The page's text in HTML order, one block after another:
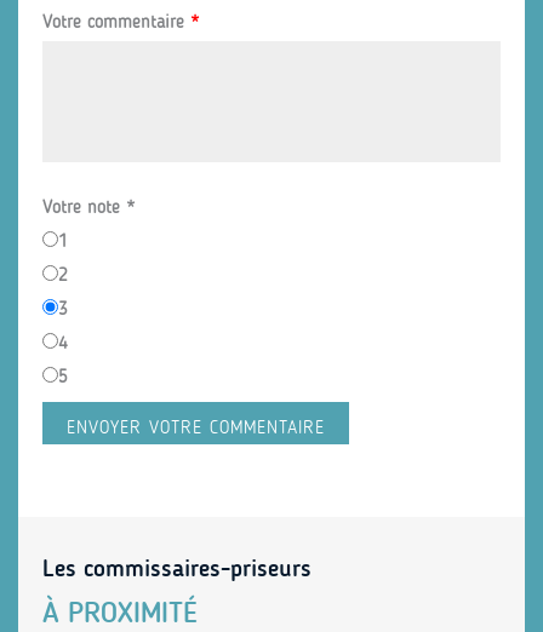
Votre commentaire *
Votre note *
1
2
3
4
5
Les commissaires-priseurs
À PROXIMITÉ